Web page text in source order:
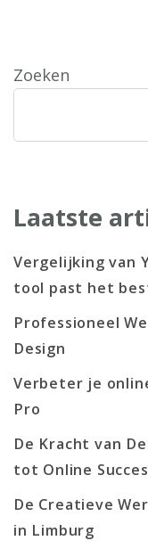
Zoeken
Laatste
Vergelijking van
tool past het
Professioneel
Design
Verbeter je
Pro
De Kracht van
tot Online Succes
De Creatieve
in Limburg